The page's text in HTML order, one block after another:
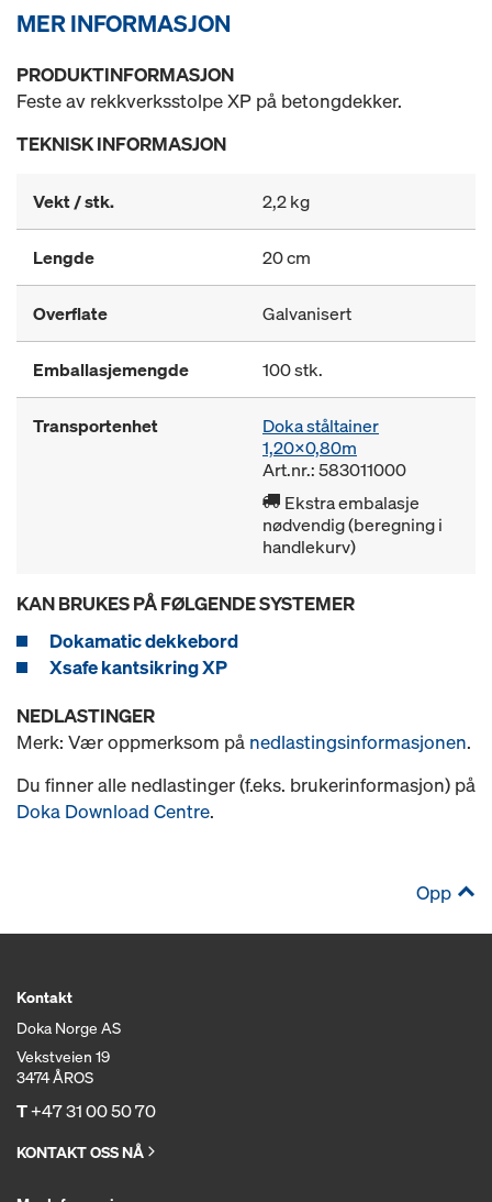
MER INFORMASJON
PRODUKTINFORMASJON
Feste av rekkverksstolpe XP på betongdekker.
TEKNISK INFORMASJON
Vekt / stk. 2,2 kg
Lengde 20 cm
Overflate Galvanisert
Emballasjemengde 100 stk.
Transportenhet
Doka ståltainer
1,20x0,80m
Art.nr.: 583011000
Ekstra embalasje
nødvendig (beregning i
handlekurv)
KAN BRUKES PÅ FØLGENDE SYSTEMER
Dokamatic dekkebord
Xsafe kantsikring XP
NEDLASTINGER
Merk: Vær oppmerksom på nedlastingsinformasjonen.
Du finner alle nedlastinger (f.eks. brukerinformasjon) på
Doka Download Centre.
Opp
Kontakt
Doka Norge AS
Vekstveien 19
3474 ÅROS
T+47 31 00 50 70
KONTAKT OSS NÅ